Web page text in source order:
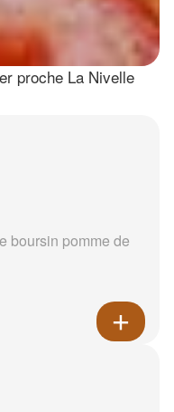
proche La Nivelle
boursin pomme de